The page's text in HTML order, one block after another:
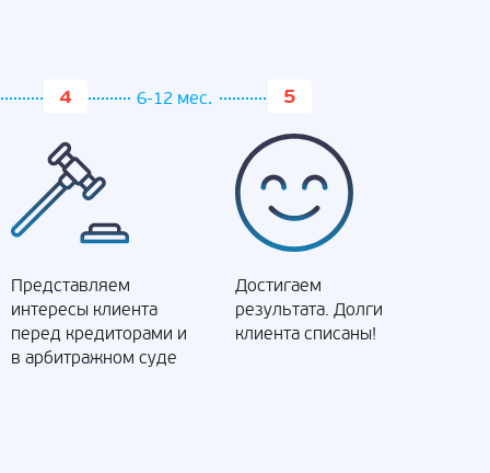
6-12 мес.
Представляем
интересы клиента
перед кредиторами и
в арбитражном суде
Достигаем
результата. Долги
клиента списаны!